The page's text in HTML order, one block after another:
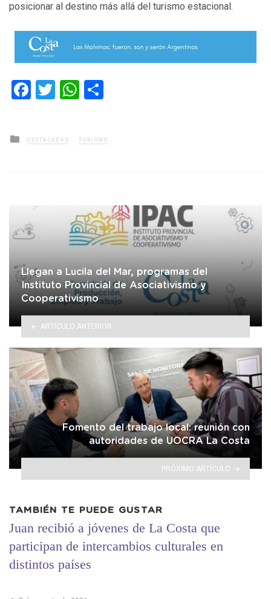
posicionar al destino más allá del turismo estacional.
Facebook
TwitterWhatsApp
Posted
in
DESTACADAS TURISMO
Llegan a Lucila del Mar, programas del
Instituto Provincial de Asociativismo y
Cooperativismo
ARTÍCULO ANTERIOR
Fomento del trabajo local: reunión con
autoridades de UOCRA La Costa
PRÓXIMO ARTÍCULO
TAMBIÉN TE PUEDE GUSTAR
Juan recibió a jóvenes de La Costa que
participan de intercambios culturales en
distintos países